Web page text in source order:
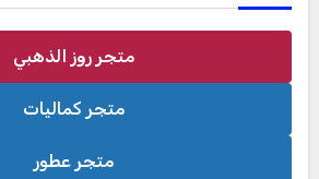
متجر روز الذهبي
متجر كماليات
متجر عطور